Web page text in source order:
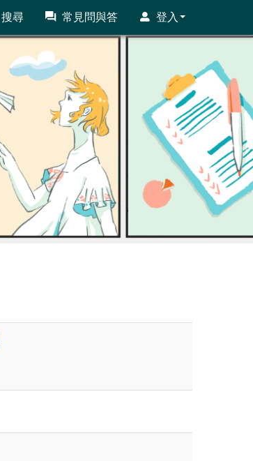
搜尋 常見問與答 登入